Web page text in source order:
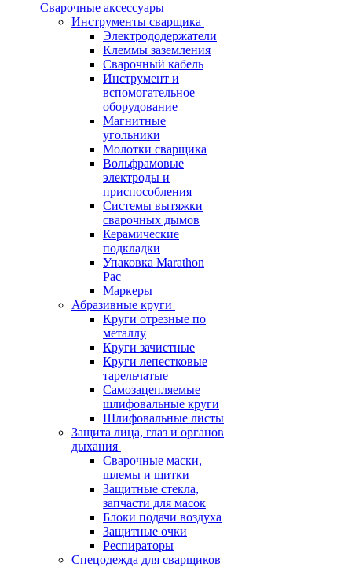
Сварочные аксессуары
Инструменты сварщика
Электрододержатели
Клеммы заземления
Сварочный кабель
Инструмент и
вспомогательное
оборудование
Магнитные
угольники
Молотки сварщика
Вольфрамовые
электроды и
приспособления
Системы вытяжки
сварочных дымов
Керамические
подкладки
Упаковка Marathon
Pac
Маркеры
Абразивные круги
Круги отрезные по
металлу
Круги зачистные
Круги лепестковые
тарельчатые
Самозацепляемые
шлифовальные круги
Шлифовальные листы
Защита лица, глаз и органов
дыхания
Сварочные маски,
шлемы и щитки
Защитные стекла,
запчасти для масок
Блоки подачи воздуха
Защитные очки
Респираторы
Спецодежда для сварщиков